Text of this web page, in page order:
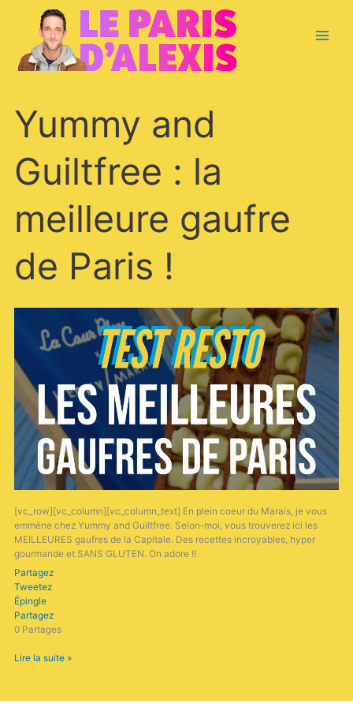
Menu
Yummy and
Guiltfree : la
meilleure gaufre
de Paris !
[vc_row][vc_column][vc_column_text] En plein coeur du Marais, je vous
emmène chez Yummy and Guiltfree. Selon-moi, vous trouverez ici les
MEILLEURES gaufres de la Capitale. Des recettes incroyables, hyper
gourmande et SANS GLUTEN. On adore !!
Partagez
Tweetez
Épingle
Partagez
0 Partages
and
Guiltfree
la
meilleure
Paris
Lire la suite »